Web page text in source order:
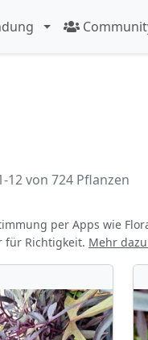
12 von 724 Pflanzen
per Apps wie
für Richtigkeit. Mehr